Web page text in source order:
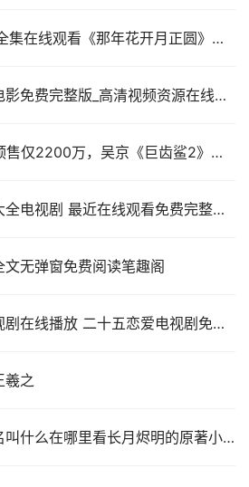
《那年花开月正圆》在线观看全集免费高清播放
完整版_高清视频资源在线观看-2345影视
万，吴京《巨齿鲨2》问题出在哪里？
视剧 最近在线观看免费完整版高清韩剧
无弹窗免费阅读笔趣阁
线播放 二十五恋爱电视剧免费观看
羲之
么在哪里看长月烬明的原著小说结局